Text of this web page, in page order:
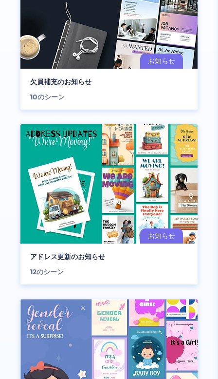
欠員補充のお知らせ
10のシーン
アドレス更新のお知らせ
12のシーン